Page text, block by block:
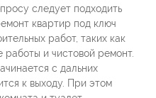
следует подходить
квартир под ключ
работ, таких как
и чистовой ремонт.
с дальних
к выходу. При этом